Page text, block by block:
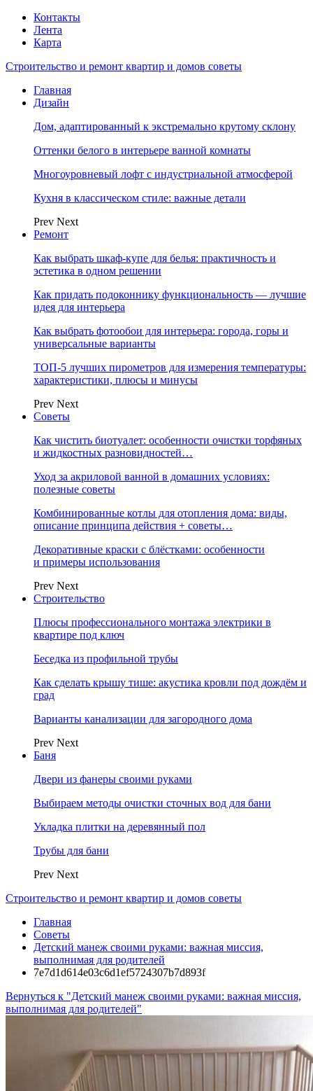
Контакты
Лента
Карта
Строительство и ремонт квартир и домов советы
Главная
Дизайн
Дом, адаптированный к экстремально крутому склону
Оттенки белого в интерьере ванной комнаты
Многоуровневый лофт с индустриальной атмосферой
Кухня в классическом стиле: важные детали
Prev Next
Ремонт
Как выбрать шкаф-купе для белья: практичность и
эстетика в одном решении
Как придать подоконнику функциональность — лучшие
идея для интерьера
Как выбрать фотообои для интерьера: города, горы и
универсальные варианты
ТОП-5 лучших пирометров для измерения температуры:
характеристики, плюсы и минусы
Prev Next
Советы
Как чистить биотуалет: особенности очистки торфяных
и жидкостных разновидностей…
Уход за акриловой ванной в домашних условиях:
полезные советы
Комбинированные котлы для отопления дома: виды,
описание принципа действия + советы…
Декоративные краски с блёстками: особенности
и примеры использования
Prev Next
Строительство
Плюсы профессионального монтажа электрики в
квартире под ключ
Беседка из профильной трубы
Как сделать крышу тише: акустика кровли под дождём и
град
Варианты канализации для загородного дома
Prev Next
Баня
Двери из фанеры своими руками
Выбираем методы очистки сточных вод для бани
Укладка плитки на деревянный пол
Трубы для бани
Prev Next
Строительство и ремонт квартир и домов советы
Главная
Советы
Детский манеж своими руками: важная миссия,
выполнимая для родителей
7e7d1d614e03c6d1ef5724307b7d893f
Вернуться к "Детский манеж своими руками: важная миссия,
выполнимая для родителей"